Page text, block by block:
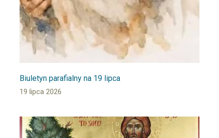
Biuletyn parafialny na 19 lipca
19 lipca 2026